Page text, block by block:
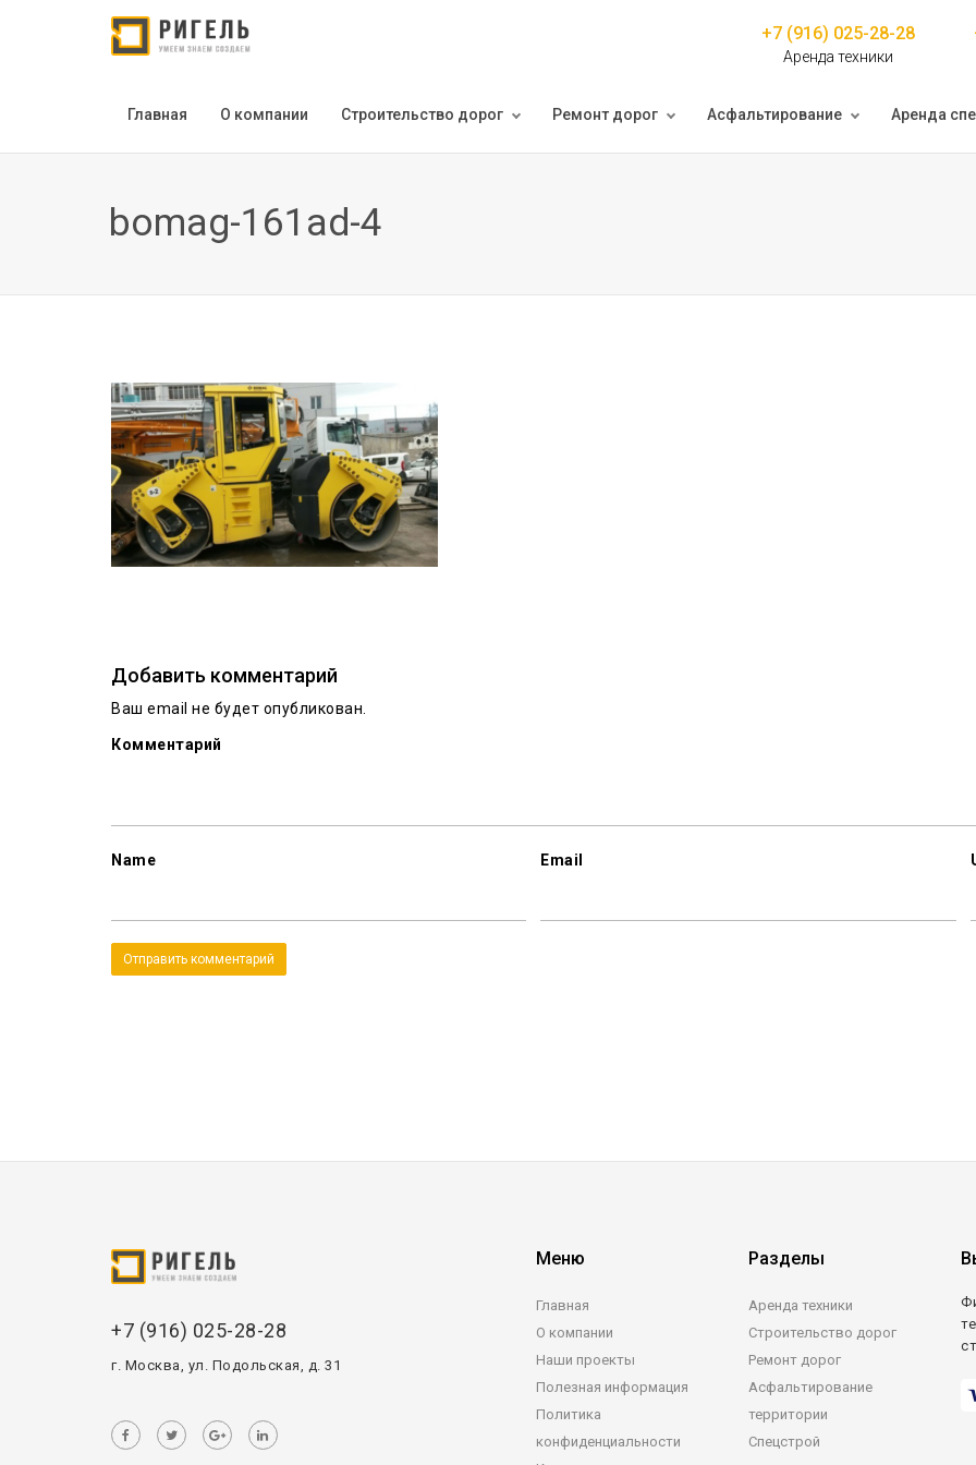
+7 (916) 025-28-28
Аренда техники
Главная О компании Строительство дорог Ремонт дорог Асфальтирование Аренда
bomag-161ad-4
Добавить комментарий
Ваш email не будет опубликован.
Комментарий
Name Email
+7 (916) 025-28-28
г. Москва, ул. Подольская, д. 31
Меню
Главная
О компании
Наши проекты
Полезная информация
Политика
конфиденциальности
Разделы
Аренда техники
Строительство дорог
Ремонт дорог
Асфальтирование
территории
Спецстрой